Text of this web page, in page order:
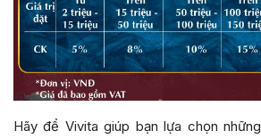
Hãy để Vivita giúp bạn lựa chọn những